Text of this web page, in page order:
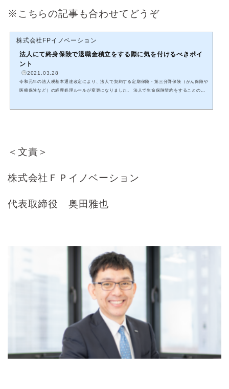
※こちらの記事も合わせてどうぞ
株式会社FPイノベーション
法人にて終身保険で退職金積立をする際に気を付けるべきポイ
ント
2021.03.28
令和元年の法人税基本通達改定により、法人で契約する定期保険・第三分野保険（がん保険や
医療保険など）の経理処理ルールが変更になりました。 法人で生命保険契約をすることのメ
＜文責＞
株式会社ＦＰイノベーション
代表取締役 奥田雅也